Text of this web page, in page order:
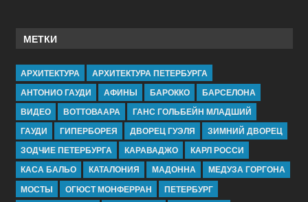
МЕТКИ
АРХИТЕКТУРА
АРХИТЕКТУРА ПЕТЕРБУРГА
АНТОНИО ГАУДИ
АФИНЫ БАРОККО
БАРСЕЛОНА
ВИДЕО
ВОТТОВААРА
ГАНС ГОЛЬБЕЙН МЛАДШИЙ
ГАУДИ
ГИПЕРБОРЕЯ ДВОРЕЦ ГУЭЛЯ
ЗИМНИЙ ДВОРЕЦ
ЗОДЧИЕ ПЕТЕРБУРГА
КАРАВАДЖО
КАРЛ РОССИ
КАСА БАЛЬО
КАТАЛОНИЯ МАДОННА
МЕДУЗА ГОРГОНА
МОСТЫ
ОГЮСТ МОНФЕРРАН ПЕТЕРБУРГ